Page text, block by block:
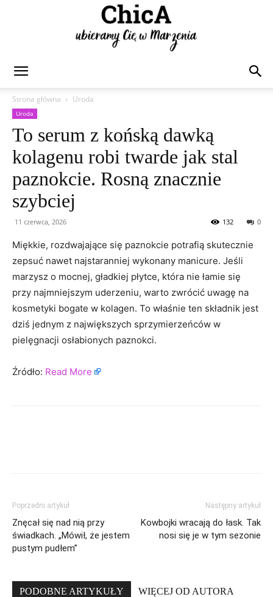
Strona główna
Uroda
Uroda
To serum z końską dawką
kolagenu robi twarde jak stal
paznokcie. Rosną znacznie
szybciej
11 czerwca, 2026 0
132
Miękkie, rozdwajające się paznokcie potrafią skutecznie
zepsuć nawet najstaranniej wykonany manicure. Jeśli
marzysz o mocnej, gładkiej płytce, która nie łamie się
przy najmniejszym uderzeniu, warto zwrócić uwagę na
kosmetyki bogate w kolagen. To właśnie ten składnik jest
dziś jednym z największych sprzymierzeńców w
pielęgnacji osłabionych paznokci.
Źródło: Read More
Poprzedni artykuł
Znęcał się nad nią przy
świadkach. „Mówił, że jestem
pustym pudłem”
Następny artykuł
Kowbojki wracają do łask. Tak
nosi się je w tym sezonie
PODOBNE ARTYKUŁY WIĘCEJ OD AUTORA